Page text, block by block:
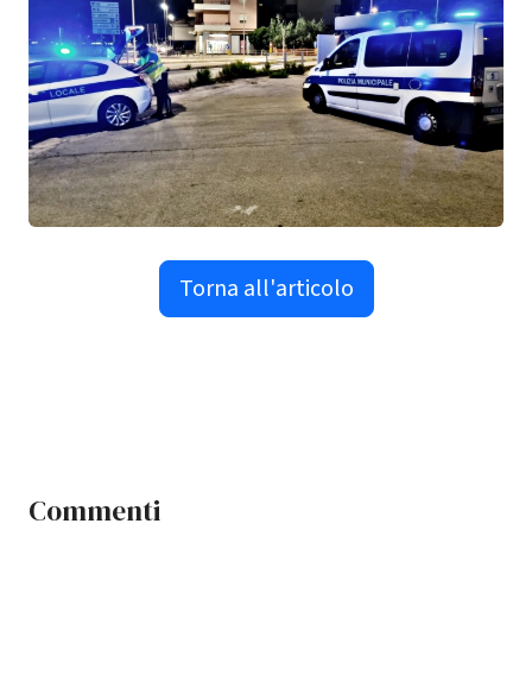
Torna all'articolo
Commenti